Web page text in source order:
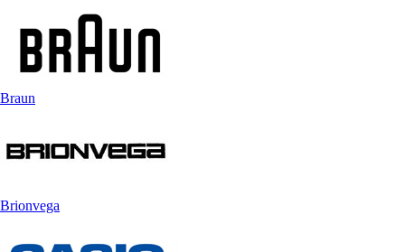
Braun
Brionvega